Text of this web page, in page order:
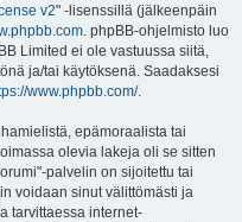
v2" -lisenssillä (jälkeenpäin
. phpBB-ohjelmisto luo
Limited ei ole vastuussa siitä,
ja/tai käytöksenä. Saadaksesi
www.phpbb.com/.
epämoraalista tai
olevia lakeja oli se sitten
palvelin on sijoitettu tai
voidaan sinut välittömästi ja
tarvittaessa internet-